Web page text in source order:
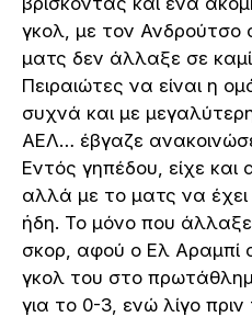
γκολ, με τον Ανδρούτσο
ματς δεν άλλαξε σε
Πειραιώτες να είναι η
συχνά και με
ΑΕΛ… έβγαζε
Εντός γηπέδου, είχε και
αλλά με το ματς να έχει
ήδη. Το μόνο που
σκορ, αφού ο Ελ Αραμπί
γκολ του στο
για το 0-3, ενώ λίγο